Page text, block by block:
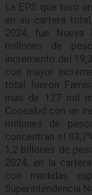
La EPS que tuvo
en su cartera
2024, fue
millones de
incremento del
con mayor
total fueron
más de 127 mil
Coosalud con un
millones de
concentran el
1,2 billones de
2024, en la
con medidas
Superintendencia